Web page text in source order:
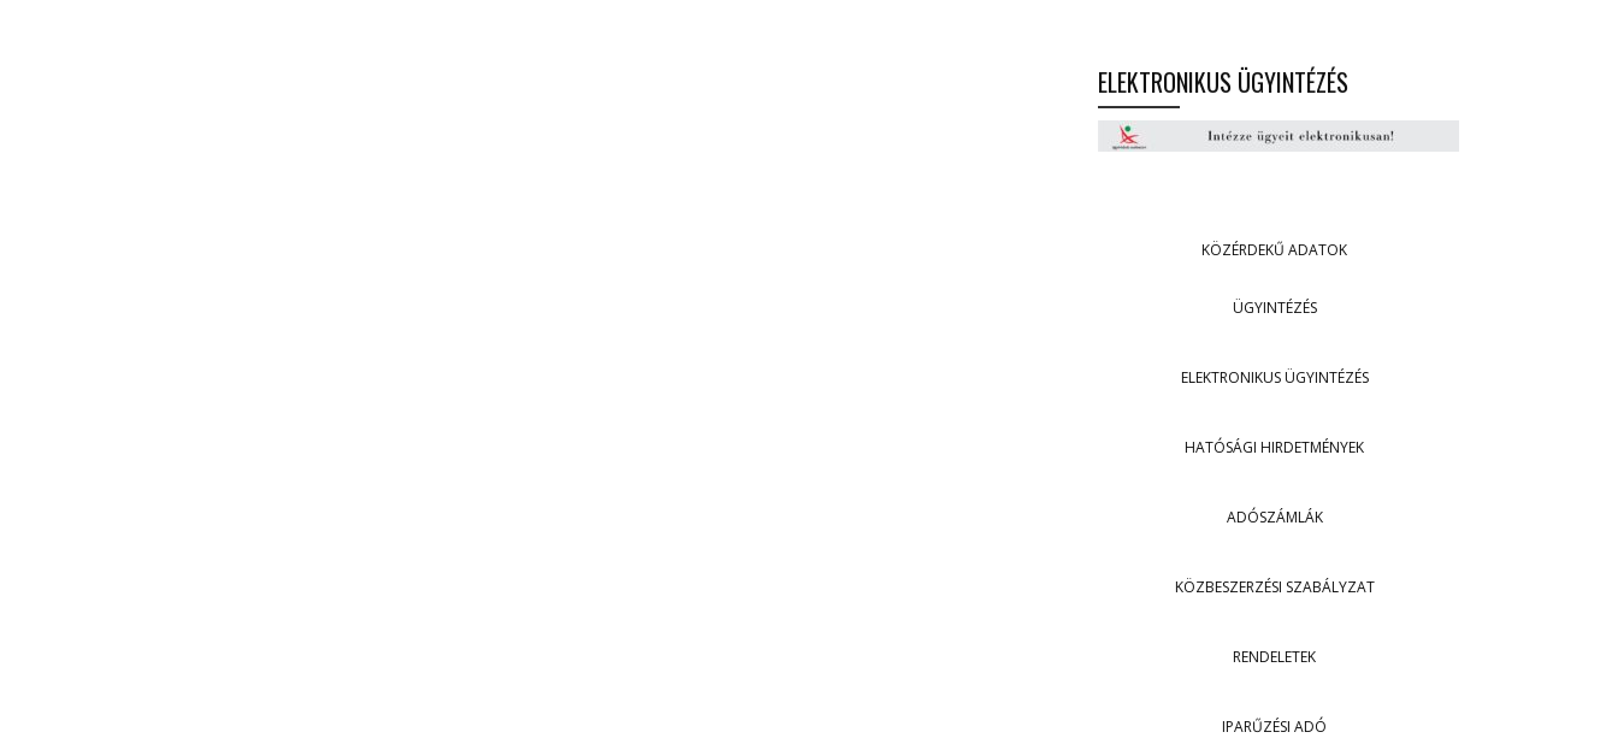
ELEKTRONIKUS ÜGYINTÉZÉS
KÖZÉRDEKŰ ADATOK
ÜGYINTÉZÉS
ELEKTRONIKUS ÜGYINTÉZÉS
HATÓSÁGI HIRDETMÉNYEK
ADÓSZÁMLÁK
KÖZBESZERZÉSI SZABÁLYZAT
RENDELETEK
IPARŰZÉSI ADÓ